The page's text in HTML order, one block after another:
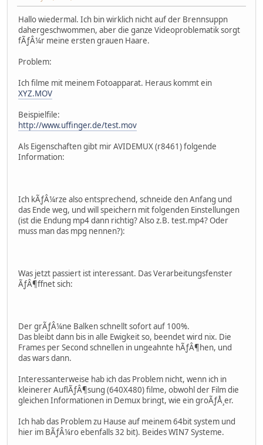
Hallo wiedermal. Ich bin wirklich nicht auf der Brennsuppn
dahergeschwommen, aber die ganze Videoproblematik sorgt
fÃƒÂ¼r meine ersten grauen Haare.
Problem:
Ich filme mit meinem Fotoapparat. Heraus kommt ein
XYZ.MOV
Beispielfile:
http://www.uffinger.de/test.mov
Als Eigenschaften gibt mir AVIDEMUX (r8461) folgende
Information:
Ich kÃƒÂ¼rze also entsprechend, schneide den Anfang und
das Ende weg, und will speichern mit folgenden Einstellungen
(ist die Endung mp4 dann richtig? Also z.B. test.mp4? Oder
muss man das mpg nennen?):
Was jetzt passiert ist interessant. Das Verarbeitungsfenster
ÃƒÂ¶ffnet sich:
Der grÃƒÂ¼ne Balken schnellt sofort auf 100%.
Das bleibt dann bis in alle Ewigkeit so, beendet wird nix. Die
Frames per Second schnellen in ungeahnte hÃƒÂ¶hen, und
das wars dann.
Interessanterweise hab ich das Problem nicht, wenn ich in
kleinerer AuflÃƒÂ¶sung (640X480) filme, obwohl der Film die
gleichen Informationen in Demux bringt, wie ein groÃƒÅ¸er.
Ich hab das Problem zu Hause auf meinem 64bit system und
hier im BÃƒÂ¼ro ebenfalls 32 bit). Beides WIN7 Systeme.